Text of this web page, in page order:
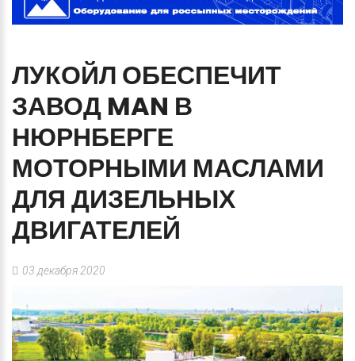
ЛУКОЙЛ ОБЕСПЕЧИТ
ЗАВОД MAN В
НЮРНБЕРГЕ
МОТОРНЫМИ МАСЛАМИ
ДЛЯ ДИЗЕЛЬНЫХ
ДВИГАТЕЛЕЙ
03 декабря 2020